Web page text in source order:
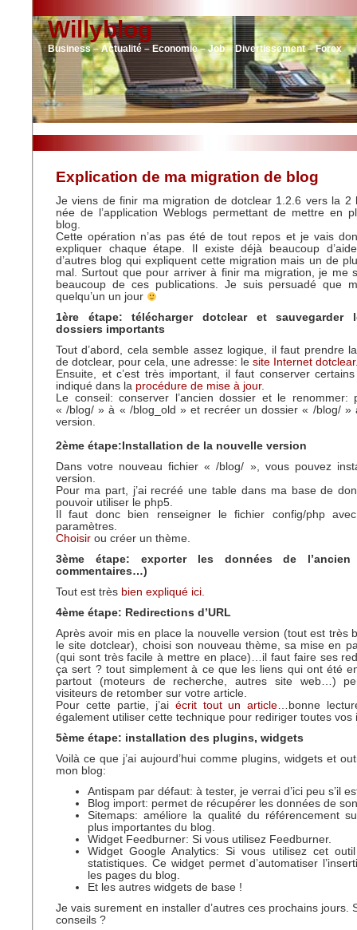
Willyblog
Business – Actualité – Economie – Job – Divertissement – Forex
Explication de ma migration de blog
Je viens de finir ma migration de dotclear 1.2.6 vers la 2
née de l’application Weblogs permettant de mettre en
blog.
Cette opération n’as pas été de tout repos et je vais
expliquer chaque étape. Il existe déjà beaucoup
d’autres blog qui expliquent cette migration mais un de
mal. Surtout que pour arriver à finir ma migration, je me
beaucoup de ces publications. Je suis persuadé que
quelqu’un un jour
1ère étape: télécharger dotclear et sauvegarder
dossiers importants
Tout d’abord, cela semble assez logique, il faut prendre
de dotclear, pour cela, une adresse: le site Internet dotclear
Ensuite, et c’est très important, il faut conserver
indiqué dans la procédure de mise à jour.
Le conseil: conserver l’ancien dossier et le renommer:
« /blog/ » à « /blog_old » et recréer un dossier « /blog/ »
version.
2ème étape:Installation de la nouvelle version
Dans votre nouveau fichier « /blog/ », vous pouvez
version.
Pour ma part, j’ai recréé une table dans ma base de
pouvoir utiliser le php5.
Il faut donc bien renseigner le fichier config/php
paramètres.
Choisir ou créer un thème.
3ème étape: exporter les données de
commentaires…)
Tout est très bien expliqué ici.
4ème étape: Redirections d’URL
Après avoir mis en place la nouvelle version (tout est très
le site dotclear), choisi son nouveau thème, sa mise en
(qui sont très facile à mettre en place)…il faut faire ses
ça sert ? tout simplement à ce que les liens qui ont été
partout (moteurs de recherche, autres site web…)
visiteurs de retomber sur votre article.
Pour cette partie, j’ai écrit tout un article…bonne
également utiliser cette technique pour rediriger toutes vos
5ème étape: installation des plugins, widgets
Voilà ce que j’ai aujourd’hui comme plugins, widgets et
mon blog:
Antispam par défaut: à tester, je verrai d’ici peu s’il
Blog import: permet de récupérer les données de
Sitemaps: améliore la qualité du référencement
plus importantes du blog.
Widget Feedburner: Si vous utilisez Feedburner.
Widget Google Analytics: Si vous utilisez cet
statistiques. Ce widget permet d’automatiser
les pages du blog.
Et les autres widgets de base !
Je vais surement en installer d’autres ces prochains jours.
conseils ?